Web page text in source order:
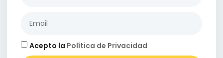
Acepto la Política de Privacidad